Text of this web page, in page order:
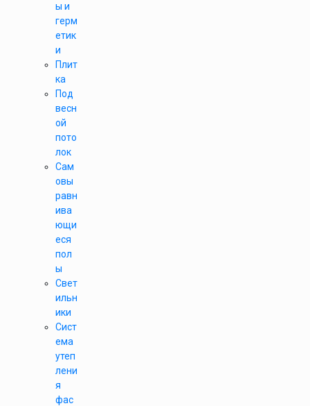
ы и
герм
етик
и
Плит
ка
Под
весн
ой
пото
лок
Сам
овы
равн
ива
ющи
еся
пол
ы
Свет
ильн
ики
Сист
ема
утеп
лени
я
фас